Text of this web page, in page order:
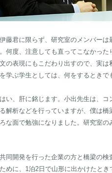
藤君に限らず、研究室のメンバーは
。何度、注意しても直ってこなかっ
の表現にもこだわり出すので、実
学ぶ学生としては、何をするとき
い、肝に銘じます。小出先生は、コ
解析などを行っていますが、僕は橋
な面で勉強になりました。研究室
同開発を行った企業の方と橋梁の検
めに、1泊2日で山形に出かけたとき